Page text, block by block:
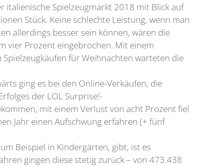
italienische Spielzeugmarkt 2018 mit Blick auf
Stück. Keine schlechte Leistung, wenn man
allerdings besser sein können, wären die
vier Prozent eingebrochen. Mit einem
für Weihnachten warteten die
ging es bei den Online-Verkäufen, die
der LOL Surprise!-
mit einem Verlust von acht Prozent fiel
Jahr einen Aufschwung erfahren (+ fünf
Beispiel in Kindergärten, gibt, ist es
gingen diese stetig zurück – von 473.438